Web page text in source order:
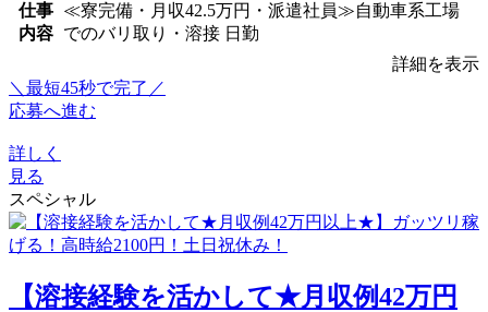
仕事
内容
≪寮完備・月収42.5万円・派遣社員≫自動車系工場
でのバリ取り・溶接 日勤
詳細を表示
＼最短45秒で完了／
応募へ進む
詳しく
見る
スペシャル
【溶接経験を活かして★月収例42万円